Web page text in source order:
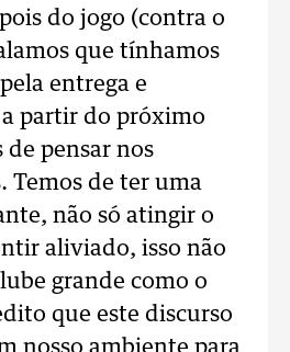
do jogo (contra o
que tínhamos
entrega e
partir do próximo
pensar nos
Temos de ter uma
não só atingir o
aliviado, isso não
grande como o
que este discurso
nosso ambiente para